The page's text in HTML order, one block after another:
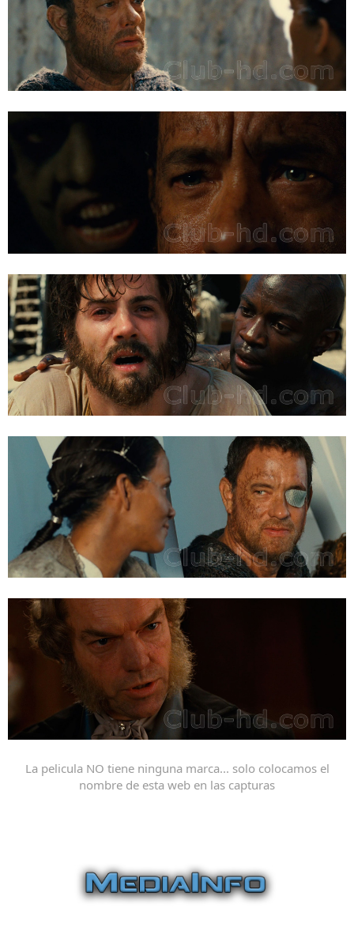
La pelicula NO tiene ninguna marca... solo colocamos el
nombre de esta web en las capturas